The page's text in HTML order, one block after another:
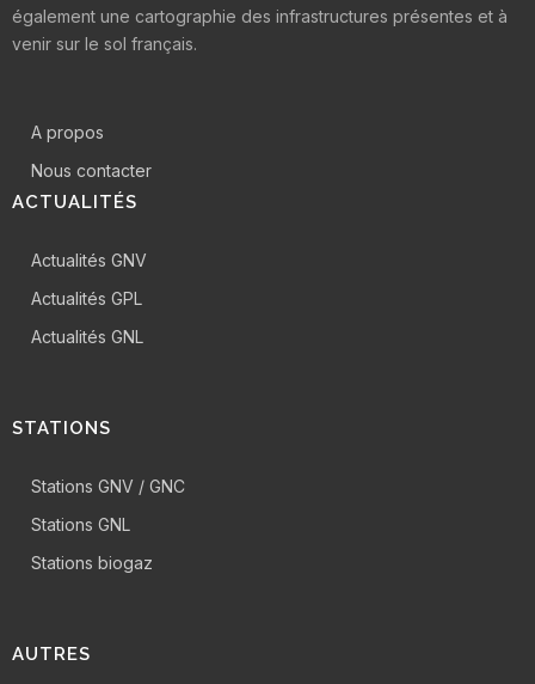
également une cartographie des infrastructures présentes et à
venir sur le sol français.
A propos
Nous contacter
ACTUALITÉS
Actualités GNV
Actualités GPL
Actualités GNL
STATIONS
Stations GNV / GNC
Stations GNL
Stations biogaz
AUTRES